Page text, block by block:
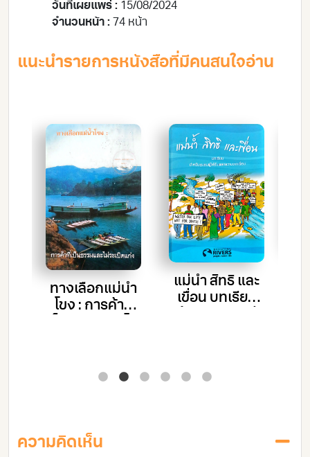
วันที่เผยแพร่ : 15/08/2024
จำนวนหน้า : 74 หน้า
แนะนำรายการหนังสือที่มีคนสนใจอ่าน
ทางเลือกแม่น้ำ
โขง : การค้าที่
แม่น้ำ สิทธิ และ
เขื่อน บทเรียน
ความคิดเห็น